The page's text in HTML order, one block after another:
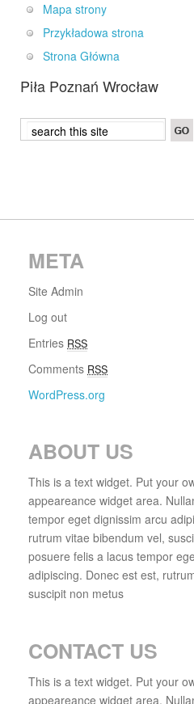
Mapa strony
Przykładowa strona
Strona Główna
Piła Poznań Wrocław
META
Site Admin
Log out
Entries RSS
Comments RSS
WordPress.org
ABOUT US
This is a text widget. Put your
appeareance widget area.
tempor eget dignissim arcu
rutrum vitae bibendum vel,
posuere felis a lacus tempor
adipiscing. Donec est est,
suscipit non metus
CONTACT US
This is a text widget. Put your
appeareance widget area.